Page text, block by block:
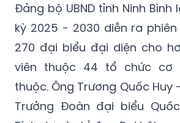
Đảng bộ UBND tỉnh Ninh Bình
kỳ 2025 - 2030 diễn ra
270 đại biểu đại diện cho
viên thuộc 44 tổ chức cơ
thuộc. Ông Trương Quốc Huy
Trưởng Đoàn đại biểu